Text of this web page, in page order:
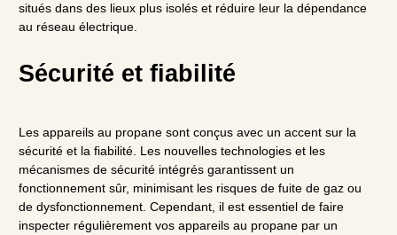
situés dans des lieux plus isolés et réduire leur la dépendance
au réseau électrique.
Sécurité et fiabilité
Les appareils au propane sont conçus avec un accent sur la
sécurité et la fiabilité. Les nouvelles technologies et les
mécanismes de sécurité intégrés garantissent un
fonctionnement sûr, minimisant les risques de fuite de gaz ou
de dysfonctionnement. Cependant, il est essentiel de faire
inspecter régulièrement vos appareils au propane par un